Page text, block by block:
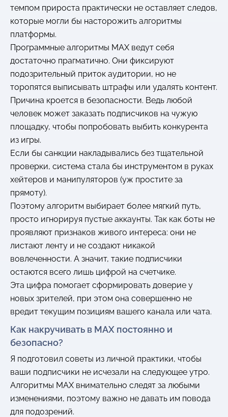
темпом прироста практически не оставляет следов,
которые могли бы насторожить алгоритмы
платформы.
Программные алгоритмы MAX ведут себя
достаточно прагматично. Они фиксируют
подозрительный приток аудитории, но не
торопятся выписывать штрафы или удалять контент.
Причина кроется в безопасности. Ведь любой
человек может заказать подписчиков на чужую
площадку, чтобы попробовать выбить конкурента
из игры.
Если бы санкции накладывались без тщательной
проверки, система стала бы инструментом в руках
хейтеров и манипуляторов (уж простите за
прямоту).
Поэтому алгоритм выбирает более мягкий путь,
просто игнорируя пустые аккаунты. Так как боты не
проявляют признаков живого интереса: они не
листают ленту и не создают никакой
вовлеченности. А значит, такие подписчики
остаются всего лишь цифрой на счетчике.
Эта цифра помогает сформировать доверие у
новых зрителей, при этом она совершенно не
вредит текущим позициям вашего канала или чата.
Как накручивать в MAX постоянно и
безопасно?
Я подготовил советы из личной практики, чтобы
ваши подписчики не исчезали на следующее утро.
Алгоритмы MAX внимательно следят за любыми
изменениями, поэтому важно не давать им повода
для подозрений.